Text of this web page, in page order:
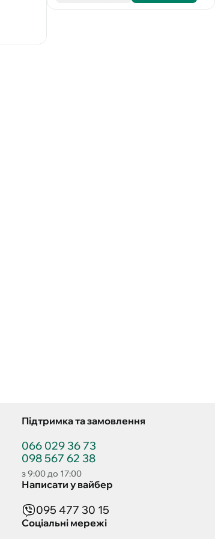
Підтримка та замовлення
066 029 36 73
098 567 62 38
з 9:00 до 17:00
Написати у вайбер
095 477 30 15
Соціальні мережі